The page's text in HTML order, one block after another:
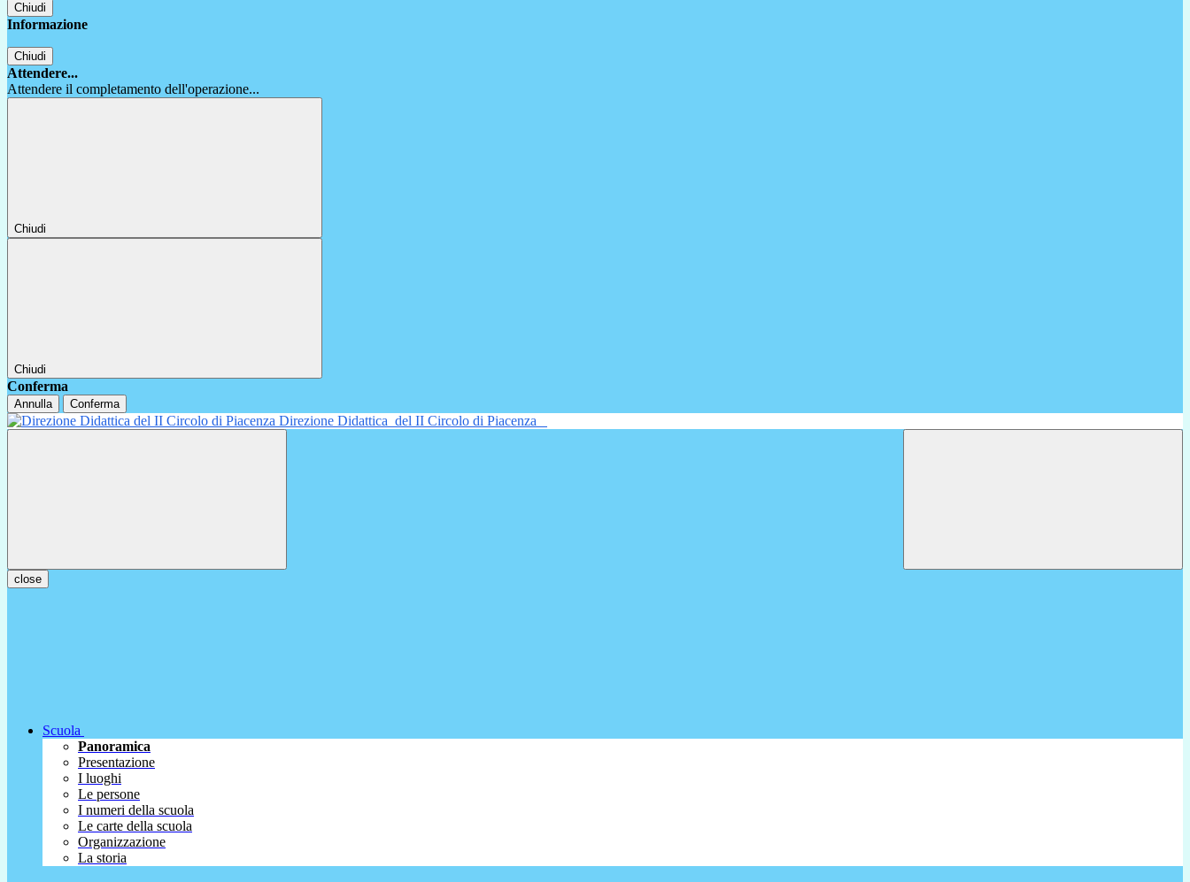
Chiudi
Informazione
Chiudi
Attendere...
Attendere il completamento dell'operazione...
Chiudi
Chiudi
Conferma
Annulla Conferma
Direzione Didattica del II Circolo di Piacenza
close
Scuola
Panoramica
Presentazione
I luoghi
Le persone
I numeri della scuola
Le carte della scuola
Organizzazione
La storia